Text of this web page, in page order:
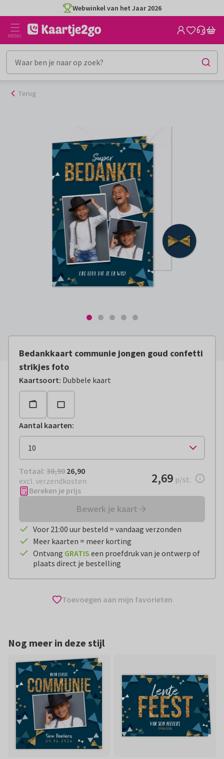
naar
inhoud
Webwinkel van het Jaar 2026
MENU
Terug
Bedankkaart communie jongen goud confetti
strikjes foto
Kaartsoort: Dubbele kaart
Aantal kaarten:
Totaal: € 26,90
Totaal: 30,90 26,90
excl. verzendkosten
€ 2,69per stuk
2,69 p/st.
Bereken je prijs
Bewerk je kaart
Voor 21:00 uur besteld = vandaag verzonden
Meer kaarten = meer korting
Ontvang GRATIS een proefdruk van je ontwerp of
plaats direct je bestelling
Toevoegen aan mijn favorieten
Nog meer in deze stijl